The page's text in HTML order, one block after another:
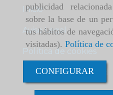
publicidad
sobre la base de un
tus hábitos de
visitadas). Política de
CONFIGURAR
Inicio
Aviso Legal
Política de cookies
Política de Privacidad